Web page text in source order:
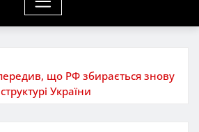
що РФ збирається знову
України